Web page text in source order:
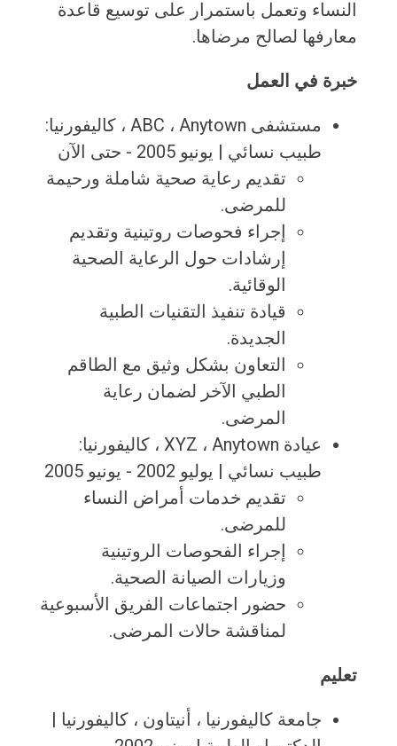
النساء وتعمل باستمرار على توسيع قاعدة
معارفها لصالح مرضاها.
خبرة في العمل
مستشفى ABC ، ​​Anytown ، كاليفورنيا:
طبيب نسائي | يونيو 2005 - حتى الآن
تقديم رعاية صحية شاملة ورحيمة
للمرضى.
إجراء فحوصات روتينية وتقديم
إرشادات حول الرعاية الصحية
الوقائية.
قيادة تنفيذ التقنيات الطبية
الجديدة.
التعاون بشكل وثيق مع الطاقم
الطبي الآخر لضمان رعاية
المرضى.
عيادة XYZ ، Anytown ، كاليفورنيا:
طبيب نسائي | يوليو 2002 - يونيو 2005
تقديم خدمات أمراض النساء
للمرضى.
إجراء الفحوصات الروتينية
وزيارات الصيانة الصحية.
حضور اجتماعات الفريق الأسبوعية
لمناقشة حالات المرضى.
تعليم
جامعة كاليفورنيا ، أنيتاون ، كاليفورنيا |